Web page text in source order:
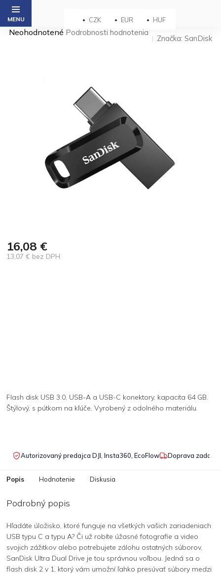
Prejsť
obsah
CZK EUR HUF
Priemerné
Neohodnotené Podrobnosti hodnotenia
Značka: SanDisk
16,08 €
13,07 € bez DPH
Flash disk USB 3.0, USB-A a USB-C konektory, kapacita 64 GB.
Štýlový, s pútkom na kľúče. Vyrobený z odolného materiálu.
Autorizovaný predajca DJI, Insta360, EcoFlow Doprava
Popis Hodnotenie Diskusia
Podrobný popis
Hľadáte úložisko, ktoré funguje na všetkých vašich zariadeniach
USB typu C a typu A? Či už robíte úžasné fotografie a video
svojich zážitkov alebo potrebujete zálohu ostatných súborov,
SanDisk Ultra Dual Drive je tou správnou voľbou. Jedná sa o
flash disk 2 v 1, ktorý vám umožní ľahko presúvať súbory medzi